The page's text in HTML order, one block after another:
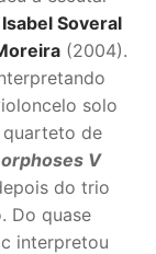
Isabel Soveral
(2004).
solo
quarteto de
V
do trio
Do quase
interpretou